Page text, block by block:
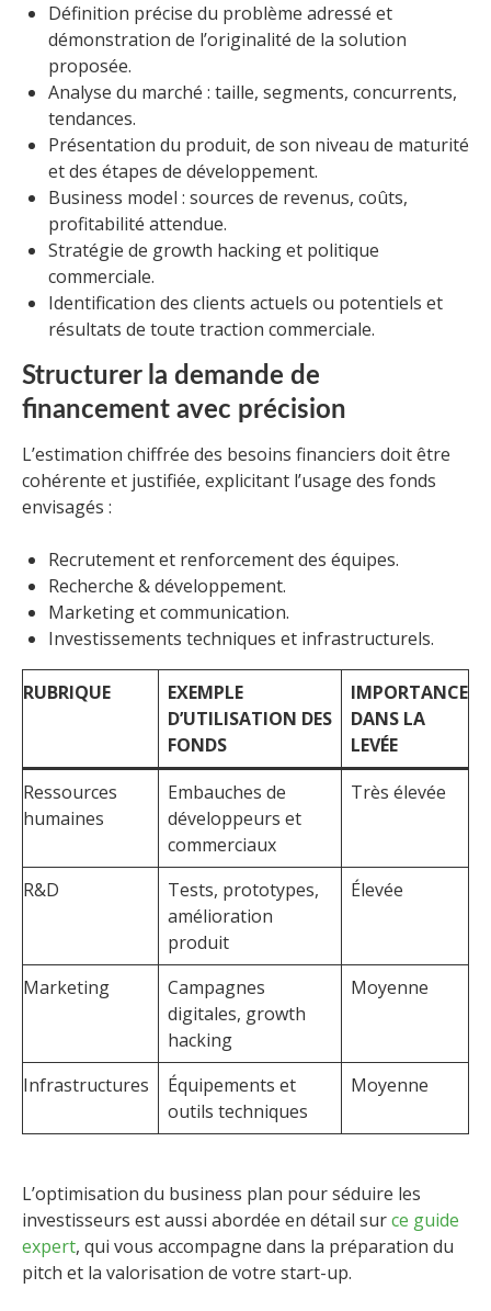
Définition précise du problème adressé et
démonstration de l’originalité de la solution
proposée.
Analyse du marché : taille, segments, concurrents,
tendances.
Présentation du produit, de son niveau de maturité
et des étapes de développement.
Business model : sources de revenus, coûts,
profitabilité attendue.
Stratégie de growth hacking et politique
commerciale.
Identification des clients actuels ou potentiels et
résultats de toute traction commerciale.
Structurer la demande de
financement avec précision
L’estimation chiffrée des besoins financiers doit être
cohérente et justifiée, explicitant l’usage des fonds
envisagés :
Recrutement et renforcement des équipes.
Recherche & développement.
Marketing et communication.
Investissements techniques et infrastructurels.
RUBRIQUE
EXEMPLE
D’UTILISATION DES
FONDS
IMPORTANCE
DANS LA
LEVÉE
Ressources
humaines
Embauches de
développeurs et
commerciaux
Très élevée
R&D
Tests, prototypes,
amélioration
produit
Élevée
Marketing
Campagnes
digitales, growth
hacking
Moyenne
Infrastructures
Équipements et
outils techniques
Moyenne
L’optimisation du business plan pour séduire les
investisseurs est aussi abordée en détail surce guide
expert, qui vous accompagne dans la préparation du
pitch et la valorisation de votre start-up.